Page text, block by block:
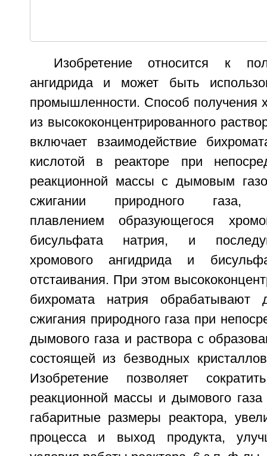
Изобретение относится к
ангидрида и может быть
промышленности. Способ получения
из высококонцентрированного
включает взаимодействие
кислотой в реакторе при
реакционной массы с дымовым
сжигании природного газа,
плавлением образующегося
бисульфата натрия, и
хромового ангидрида и
отстаивания. При этом
бихромата натрия
сжигания природного газа при
дымового газа и раствора с
состоящей из безводных
Изобретение позволяет
реакционной массы и дымового газа
габаритные размеры реактора,
процесса и выход продукта,